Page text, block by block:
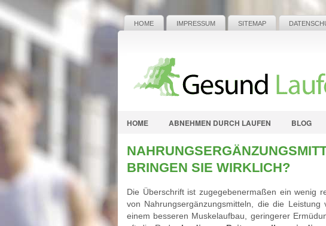
HOME IMPRESSUM SITEMAP
HOME ABNEHMEN DURCH LAUFEN BLOG
BRINGEN SIE WIRKLICH?
Die Überschrift ist zugegebenermaßen ein wenig
von Nahrungsergänzungsmitteln, die die
einem besseren Muskelaufbau, geringerer